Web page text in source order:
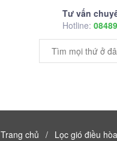
Tư vấn
Hotline:
Trang chủ / Lọc gió điều